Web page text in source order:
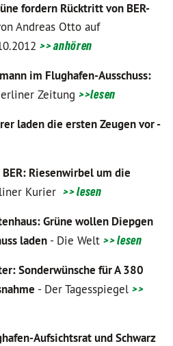
fordern Rücktritt von BER-
Andreas Otto auf
>> anhören
im Flughafen-Ausschuss:
Zeitung >>lesen
laden die ersten Zeugen vor -
R: Riesenwirbel um die
Kurier >> lesen
Grüne wollen Diepgen
laden - Die Welt >> lesen
Sonderwünsche für A 380
- Der Tagesspiegel >>
Aufsichtsrat und Schwarz